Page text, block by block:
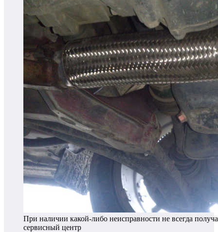
При наличии какой-либо неисправности не всегда
сервисный центр